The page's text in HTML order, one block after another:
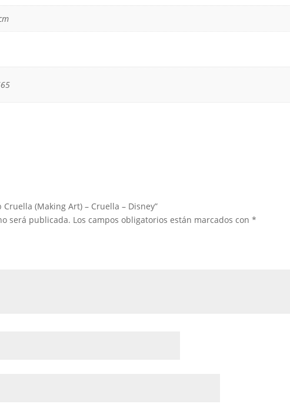
(Making Art) – Cruella – Disney”
será publicada. Los campos obligatorios están marcados con*